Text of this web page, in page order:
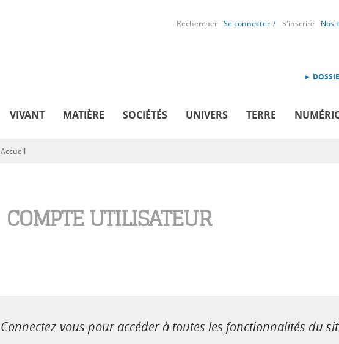
Rechercher Se connecter S'inscrire Nos
►
VIVANT MATIÈRE SOCIÉTÉS UNIVERS TERRE
Vous êtes ici
Accueil
COMPTE UTILISATEUR
Connectez-vous pour accéder à toutes les fonctionnalités du